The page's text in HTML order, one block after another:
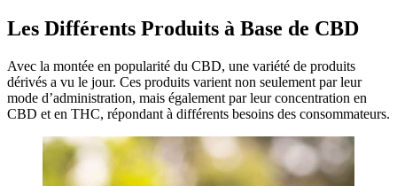
Les Différents Produits à Base de CBD
Avec la montée en popularité du CBD, une variété de produits
dérivés a vu le jour. Ces produits varient non seulement par leur
mode d’administration, mais également par leur concentration en
CBD et en THC, répondant à différents besoins des consommateurs.